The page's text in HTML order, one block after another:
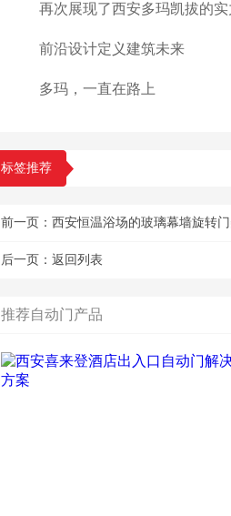
再次展现了西安多玛凯拔的实
前沿设计定义建筑未来
多玛，一直在路上
标签推荐
前一页： 西安恒温浴场的玻璃幕墙旋转
后一页： 返回列表
推荐自动门产品